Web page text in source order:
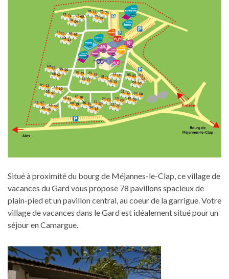
Situé à proximité du bourg de Méjannes-le-Clap, ce village de
vacances du Gard vous propose 78 pavillons spacieux de
plain-pied et un pavillon central, au coeur de la garrigue. Votre
village de vacances dans le Gard est idéalement situé pour un
séjour en Camargue.